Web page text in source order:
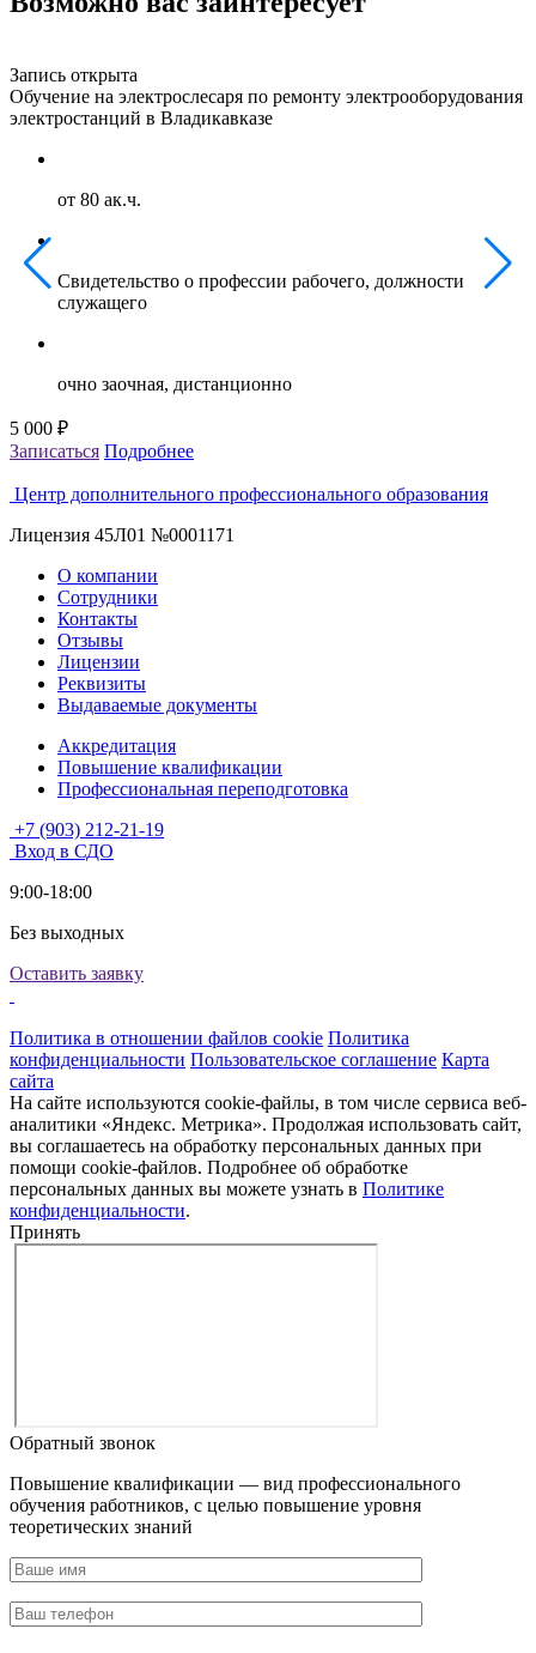
Запись открыта
Обучение на электрослесаря по ремонту электрооборудования
электростанций в Владикавказе
от 80 ак.ч.
Свидетельство о профессии рабочего, должности
служащего
очно заочная, дистанционно
5 000 ₽
Записаться Подробнее
Центр дополнительного профессионального образования
Лицензия 45Л01 №0001171
О компании
Сотрудники
Контакты
Отзывы
Лицензии
Реквизиты
Выдаваемые документы
Аккредитация
Повышение квалификации
Профессиональная переподготовка
+7 (903) 212-21-19
Вход в СДО
9:00-18:00
Без выходных
Оставить заявку
Политика в отношении файлов cookie Политика
конфиденциальности Пользовательское соглашение Карта
сайта
На сайте используются cookie-файлы, в том числе сервиса веб-
аналитики «Яндекс. Метрика». Продолжая использовать сайт,
вы соглашаетесь на обработку персональных данных при
помощи cookie-файлов. Подробнее об обработке
персональных данных вы можете узнать в Политике
конфиденциальности.
Принять
Обратный звонок
Повышение квалификации — вид профессионального
обучения работников, с целью повышение уровня
теоретических знаний